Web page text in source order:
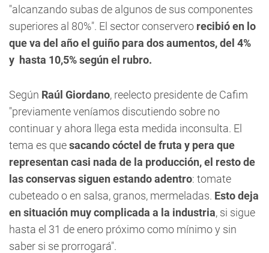
"alcanzando subas de algunos de sus componentes
superiores al 80%". El sector conservero recibió en lo
que va del año el guiño para dos aumentos, del 4%
y hasta 10,5% según el rubro.
Según Raúl Giordano, reelecto presidente de Cafim
"previamente veníamos discutiendo sobre no
continuar y ahora llega esta medida inconsulta. El
tema es quesacando cóctel de fruta y pera que
representan casi nada de la producción, el resto de
las conservas siguen estando adentro: tomate
cubeteado o en salsa, granos, mermeladas. Esto deja
en situación muy complicada a la industria, si sigue
hasta el 31 de enero próximo como mínimo y sin
saber si se prorrogará".